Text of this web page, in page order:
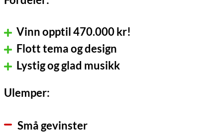
Vinn opptil 470.000 kr!
Flott tema og design
Lystig og glad musikk
Ulemper:
Små gevinster